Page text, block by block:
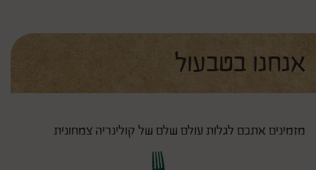
אנחנו בטבעול
מזמינים אתכם לגלות עולם שלם של קולינריה צמחונית